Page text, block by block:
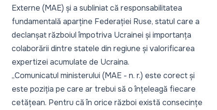
Externe (MAE) și a subliniat că responsabilitatea
fundamentală aparține Federației Ruse, statul care a
declanșat războiul împotriva Ucrainei și importanța
colaborării dintre statele din regiune și valorificarea
expertizei acumulate de Ucraina.
„Comunicatul ministerului (MAE - n. r.) este corect și
este poziția pe care ar trebui să o înțeleagă fiecare
cetățean. Pentru că în orice război există consecințe